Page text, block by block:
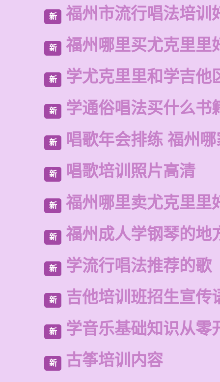
新 福州市流行唱法培训
新 福州哪里买尤克里里
新 学尤克里里和学吉他
新 学通俗唱法买什么书
新 唱歌年会排练 福州
新 唱歌培训照片高清
新 福州哪里卖尤克里里
新 福州成人学钢琴的地
新 学流行唱法推荐的歌
新 吉他培训班招生宣传
新 学音乐基础知识从零
新 古筝培训内容